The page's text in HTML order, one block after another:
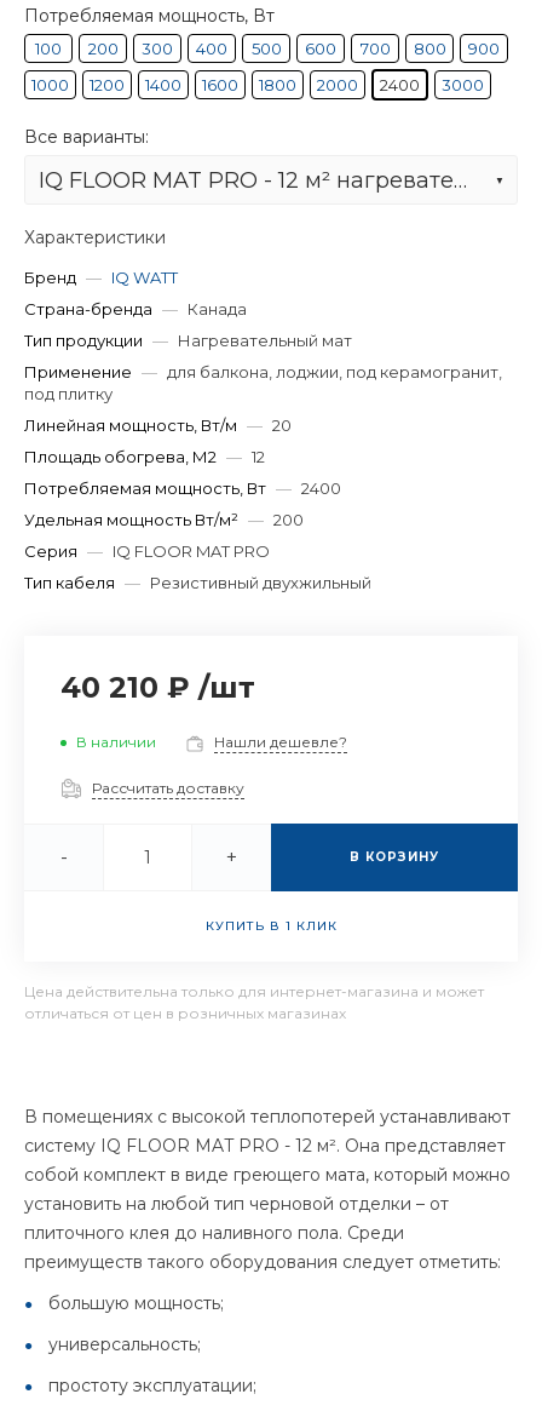
Потребляемая мощность, Вт
100 200 300 400 500 600 700 800
900
1000
1200 1400 1600 1800 2000 2400 3000
Все варианты:
IQ FLOOR MAT PRO - 12 м² нагревательный мат для теплого пола
Характеристики
Бренд — IQ WATT
Страна-бренда — Канада
Тип продукции — Нагревательный мат
Применение — для балкона, лоджии, под керамогранит,
под плитку
Линейная мощность, Вт/м — 20
Площадь обогрева, М2 — 12
Потребляемая мощность, Вт — 2400
Удельная мощность Вт/м² — 200
Серия — IQ FLOOR MAT PRO
Тип кабеля — Резистивный двухжильный
40 210 ₽ /шт
В наличии Нашли дешевле?
Рассчитать доставку
- + В КОРЗИНУ
КУПИТЬ В 1 КЛИК
Цена действительна только для интернет-магазина и может
отличаться от цен в розничных магазинах
В помещениях с высокой теплопотерей устанавливают
систему IQ FLOOR MAT PRO - 12 м². Она представляет
собой комплект в виде греющего мата, который можно
установить на любой тип черновой отделки – от
плиточного клея до наливного пола. Среди
преимуществ такого оборудования следует отметить:
большую мощность;
универсальность;
простоту эксплуатации;